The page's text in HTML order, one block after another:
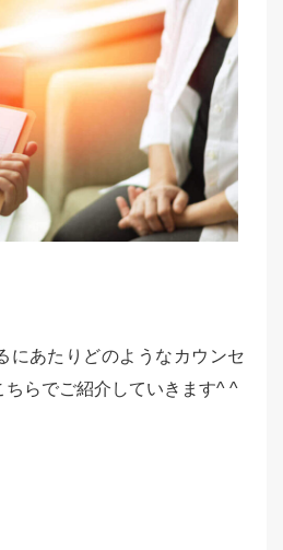
にあたりどのようなカウンセ
ちらでご紹介していきます^ ^